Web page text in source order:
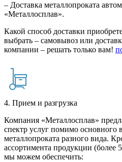
– Доставка металлопроката
«Металлосплав».
Какой способ доставки
выбрать – самовывоз или
компании – решать только вам!
4. Прием и разгрузка
Компания «Металлосплав»
спектр услуг помимо основного
металлопроката разного вида.
ассортимента продукции (более
мы можем обеспечить: